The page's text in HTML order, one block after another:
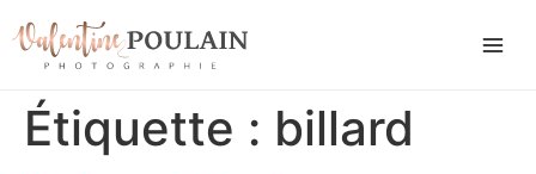
Étiquette : billard